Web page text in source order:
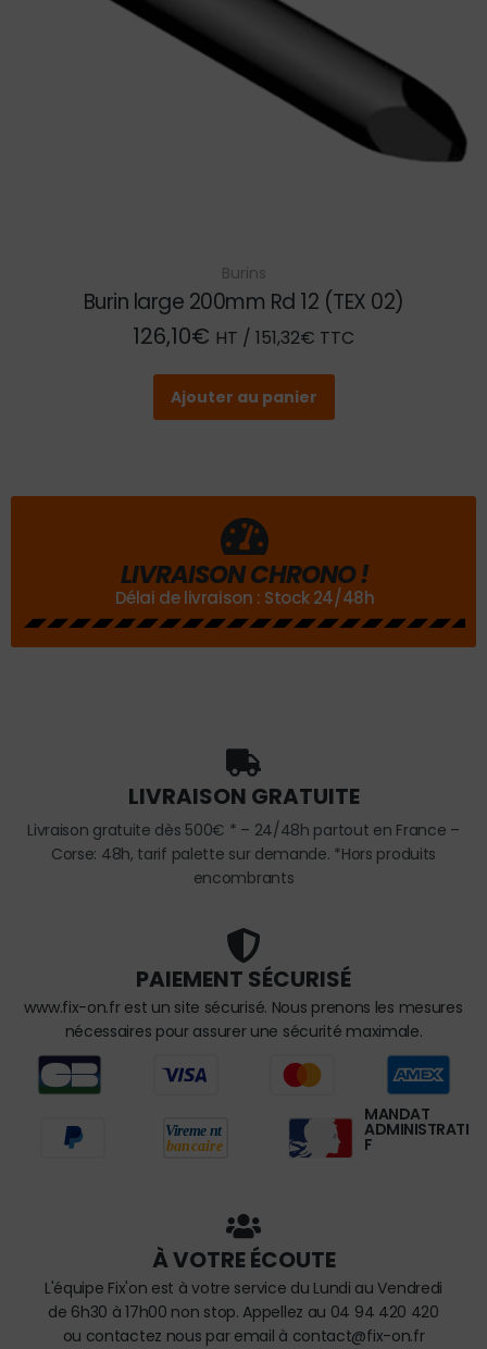
Burins
Burin large 200mm Rd 12 (TEX 02)
126,10€ HT / 151,32€ TTC
Ajouter au panier
LIVRAISON CHRONO !
Délai de livraison : Stock 24/48h
LIVRAISON GRATUITE
Livraison gratuite dès 500€ * – 24/48h partout en France –
Corse: 48h, tarif palette sur demande. *Hors produits
encombrants
PAIEMENT SÉCURISÉ
www.fix-on.fr est un site sécurisé. Nous prenons les mesures
nécessaires pour assurer une sécurité maximale.
MANDAT
ADMINISTRATI
F
À VOTRE ÉCOUTE
L'équipe Fix'on est à votre service du Lundi au Vendredi
de 6h30 à 17h00 non stop. Appellez au 04 94 420 420
ou contactez nous par email à contact@fix-on.fr